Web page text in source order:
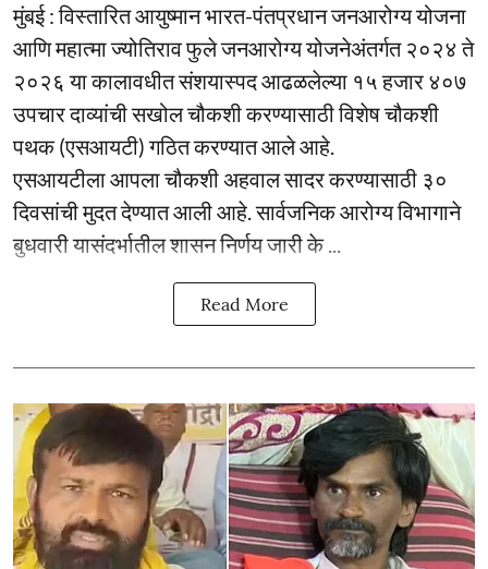
मुंबई : विस्तारित आयुष्मान भारत-पंतप्रधान जनआरोग्य योजना
आणि महात्मा ज्योतिराव फुले जनआरोग्य योजनेअंतर्गत २०२४ ते
२०२६ या कालावधीत संशयास्पद आढळलेल्या १५ हजार ४०७
उपचार दाव्यांची सखोल चौकशी करण्यासाठी विशेष चौकशी
पथक (एसआयटी) गठित करण्यात आले आहे.
एसआयटीला आपला चौकशी अहवाल सादर करण्यासाठी ३०
दिवसांची मुदत देण्यात आली आहे. सार्वजनिक आरोग्य विभागाने
बुधवारी यासंदर्भातील शासन निर्णय जारी के ...
Read More